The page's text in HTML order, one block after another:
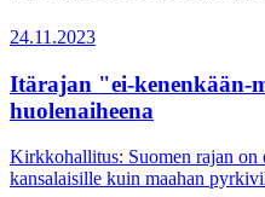
24.11.2023
Itärajan "ei-kenenkään-
huolenaiheena
Kirkkohallitus: Suomen rajan on
kansalaisille kuin maahan